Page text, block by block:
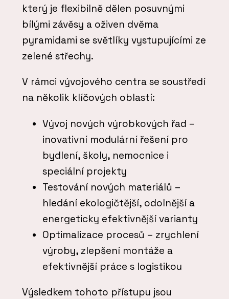
který je flexibilně dělen posuvnými
bílými závěsy a oživen dvěma
pyramidami se světlíky vystupujícími ze
zelené střechy.
V rámci vývojového centra se soustředí
na několik klíčových oblastí:
Vývoj nových výrobkových řad –
inovativní modulární řešení pro
bydlení, školy, nemocnice i
speciální projekty
Testování nových materiálů –
hledání ekologičtější, odolnější a
energeticky efektivnější varianty
Optimalizace procesů – zrychlení
výroby, zlepšení montáže a
efektivnější práce s logistikou
Výsledkem tohoto přístupu jsou